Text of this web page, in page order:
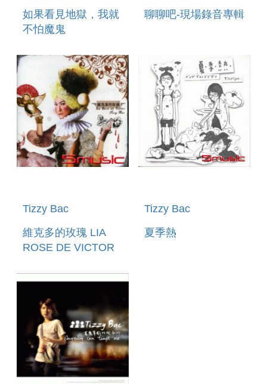
如果看見地獄，我就
不怕魔鬼
聊聊吧-現場錄音專輯
Tizzy Bac
維克多的玫瑰 LIA
ROSE DE VICTOR
Tizzy Bac
夏季熱